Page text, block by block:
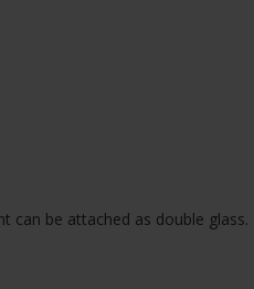
can be attached as double glass.